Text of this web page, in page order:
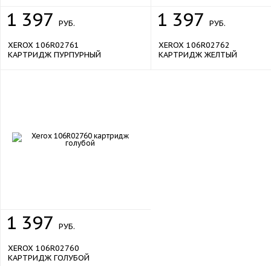
1 397 РУБ.
XEROX 106R02761
КАРТРИДЖ ПУРПУРНЫЙ
1 397 РУБ.
XEROX 106R02762
КАРТРИДЖ ЖЕЛТЫЙ
1 397 РУБ.
XEROX 106R02760
КАРТРИДЖ ГОЛУБОЙ